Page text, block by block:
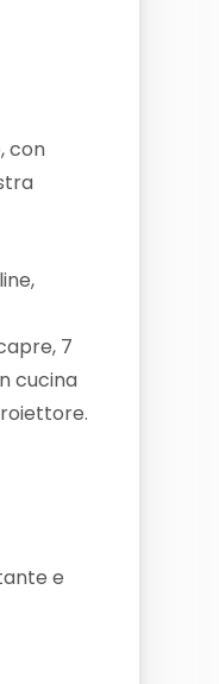
con
7
cucina
e